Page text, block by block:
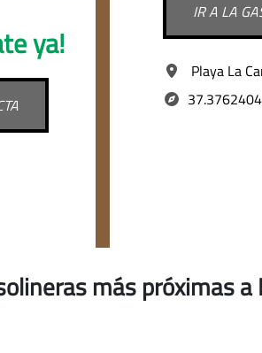
ya!
IR A LA
Playa La
más próximas a